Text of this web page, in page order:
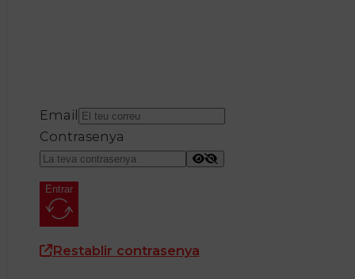
Email
Contrasenya
Entrar
Restablir contrasenya